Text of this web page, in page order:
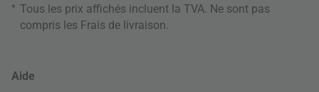
* Tous les prix affichés incluent la TVA. Ne sont pas
compris les Frais de livraison
Aide